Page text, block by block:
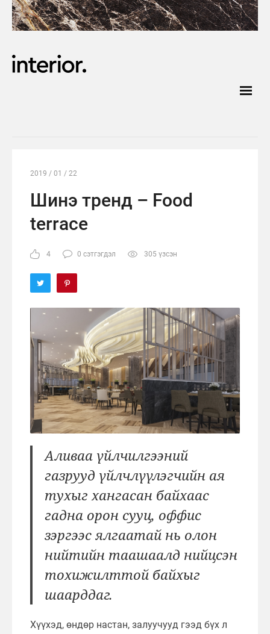
2019 / 01 / 22
Шинэ тренд – Food
terrace
4 0 сэтгэгдэл 305 үзсэн
Аливаа үйлчилгээний
газрууд үйлчлүүлэгчийн ая
тухыг хангасан байхаас
гадна орон сууц, оффис
зэргээс ялгаатай нь олон
нийтийн таашаалд нийцсэн
тохижилттой байхыг
шаарддаг.
Хүүхэд, өндөр настан, залуучууд гээд бүх л